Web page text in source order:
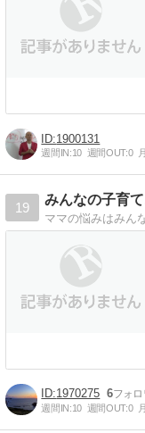
1900131
週間IN:10 週間OUT:0
19
みんなの子育
1970275 6
週間IN:10 週間OUT:0